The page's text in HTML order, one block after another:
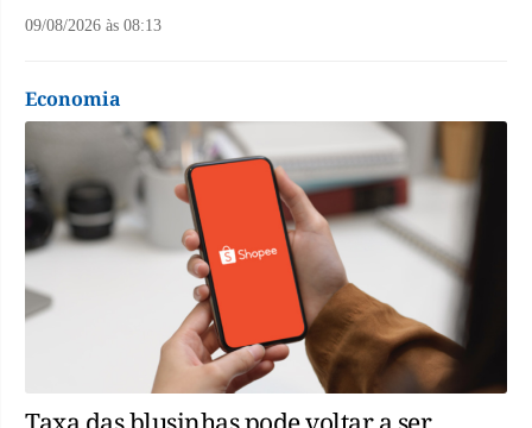
09/08/2026 às 08:13
Economia